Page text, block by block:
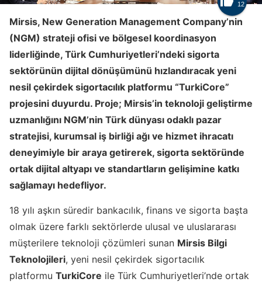
12
Mirsis, New Generation Management Company’nin
(NGM) strateji ofisi ve bölgesel koordinasyon
liderliğinde, Türk Cumhuriyetleri’ndeki sigorta
sektörünün dijital dönüşümünü hızlandıracak yeni
nesil çekirdek sigortacılık platformu “TurkiCore”
projesini duyurdu. Proje; Mirsis’in teknoloji geliştirme
uzmanlığını NGM’nin Türk dünyası odaklı pazar
stratejisi, kurumsal iş birliği ağı ve hizmet ihracatı
deneyimiyle bir araya getirerek, sigorta sektöründe
ortak dijital altyapı ve standartların gelişimine katkı
sağlamayı hedefliyor.
18 yılı aşkın süredir bankacılık, finans ve sigorta başta
olmak üzere farklı sektörlerde ulusal ve uluslararası
müşterilere teknoloji çözümleri sunan Mirsis Bilgi
Teknolojileri, yeni nesil çekirdek sigortacılık
platformu TurkiCore ile Türk Cumhuriyetleri’nde ortak